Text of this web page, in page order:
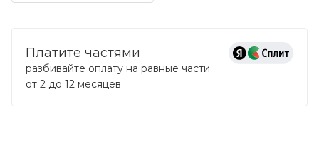
Платите частями
разбивайте оплату на равные части
от 2 до 12 месяцев